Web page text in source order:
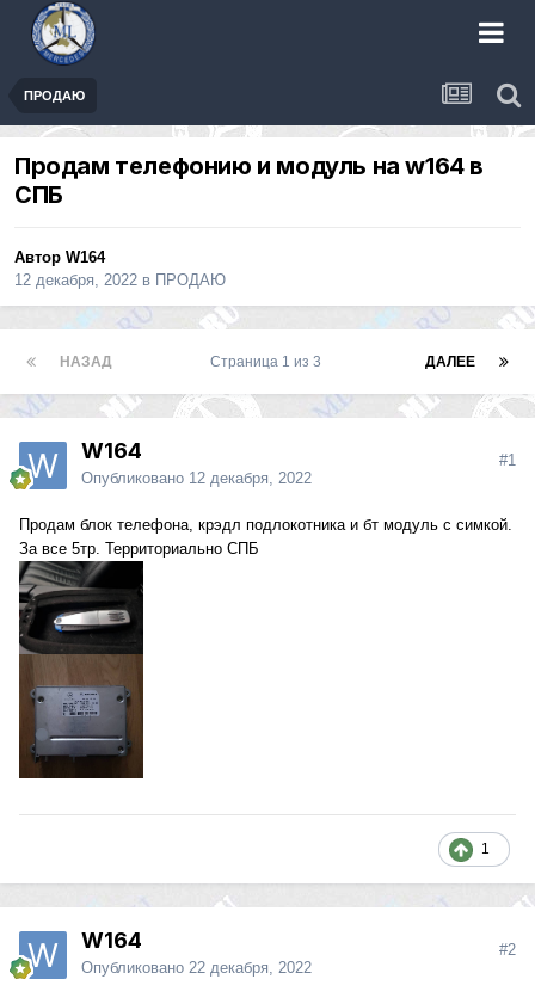
ПРОДАЮ
Продам телефонию и модуль на w164 в
СПБ
Автор W164
12 декабря, 2022 в ПРОДАЮ
НАЗАД ДАЛЕЕ
Страница 1 из 3
W164
Опубликовано 12 декабря, 2022
#1
Продам блок телефона, крэдл подлокотника и бт модуль с симкой.
За все 5тр. Территориально СПБ
1
W164
Опубликовано 22 декабря, 2022
#2